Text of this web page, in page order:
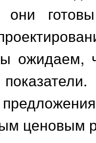
они
ожидаем,
ценовым